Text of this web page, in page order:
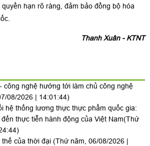
hạn rõ ràng, đảm bảo đồng bộ hóa
Thanh Xuân - KTNT
công nghệ hướng tới làm chủ công nghệ
08/2026 | 14:01:44)
hệ thống lương thực thực phẩm quốc gia:
thực tiễn hành động của Việt Nam(Thứ
thế của thời đại (Thứ năm, 06/08/2026 |